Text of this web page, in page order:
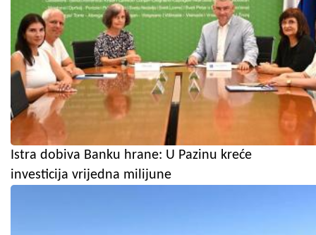
Istra dobiva Banku hrane: U Pazinu kreće
investicija vrijedna milijune